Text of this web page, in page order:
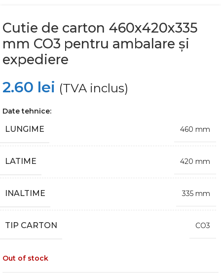
Cutie de carton 460x420x335
mm CO3 pentru ambalare și
expediere
2.60 lei (TVA inclus)
Date tehnice:
LUNGIME 460 mm
LATIME 420 mm
INALTIME 335 mm
TIP CARTON CO3
Out of stock